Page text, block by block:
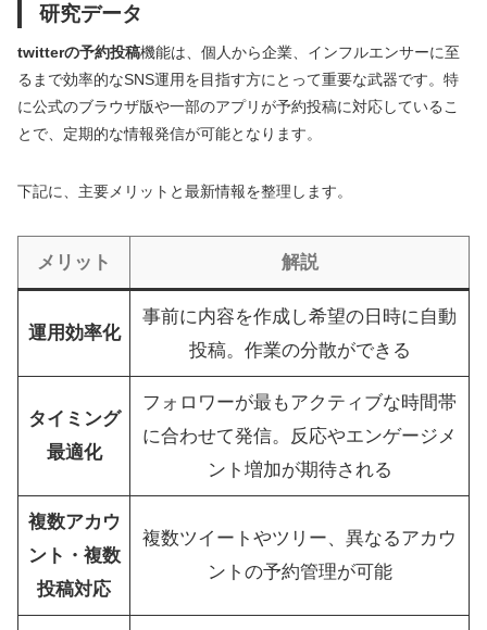
研究データ
twitterの予約投稿機能は、個人から企業、インフルエンサーに至
るまで効率的なSNS運用を目指す方にとって重要な武器です。特
に公式のブラウザ版や一部のアプリが予約投稿に対応しているこ
とで、定期的な情報発信が可能となります。
下記に、主要メリットと最新情報を整理します。
メリット 解説
運用効率化
事前に内容を作成し希望の日時に自動
投稿。作業の分散ができる
タイミング
最適化
フォロワーが最もアクティブな時間帯
に合わせて発信。反応やエンゲージメ
ント増加が期待される
複数アカウ
ント・複数
投稿対応
複数ツイートやツリー、異なるアカウ
ントの予約管理が可能